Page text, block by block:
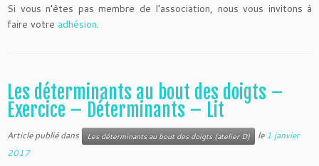
Si vous n’êtes pas membre de l’association, nous vous invitons à
faire votre adhésion.
Les déterminants au bout des doigts –
Exercice – Déterminants – Lit
Article publié dans Les déterminants au bout des doigts (atelier D) le1 janvier
2017